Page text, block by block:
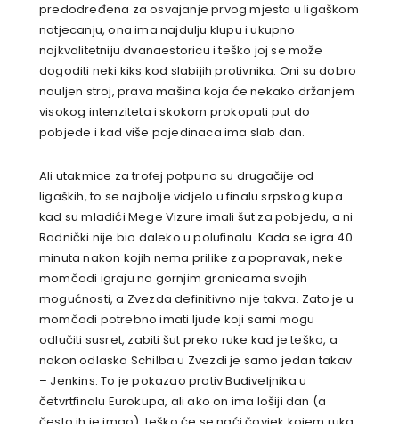
predodređena za osvajanje prvog mjesta u ligaškom
natjecanju, ona ima najdulju klupu i ukupno
najkvalitetniju dvanaestoricu i teško joj se može
dogoditi neki kiks kod slabijih protivnika. Oni su dobro
nauljen stroj, prava mašina koja će nekako držanjem
visokog intenziteta i skokom prokopati put do
pobjede i kad više pojedinaca ima slab dan.
Ali utakmice za trofej potpuno su drugačije od
ligaških, to se najbolje vidjelo u finalu srpskog kupa
kad su mladići Mege Vizure imali šut za pobjedu, a ni
Radnički nije bio daleko u polufinalu. Kada se igra 40
minuta nakon kojih nema prilike za popravak, neke
momčadi igraju na gornjim granicama svojih
mogućnosti, a Zvezda definitivno nije takva. Zato je u
momčadi potrebno imati ljude koji sami mogu
odlučiti susret, zabiti šut preko ruke kad je teško, a
nakon odlaska Schilba u Zvezdi je samo jedan takav
– Jenkins. To je pokazao protiv Budiveljnika u
četvrtfinalu Eurokupa, ali ako on ima lošiji dan (a